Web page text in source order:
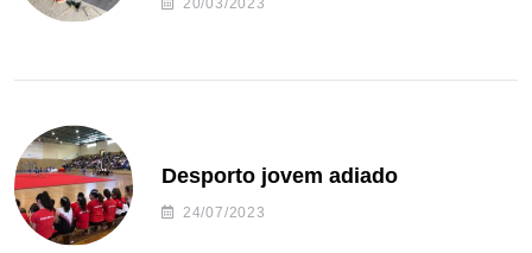
20/03/2023
Desporto jovem adiado
24/07/2023